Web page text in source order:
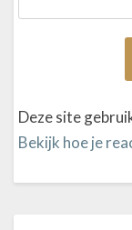
Deze site
Bekijk hoe je